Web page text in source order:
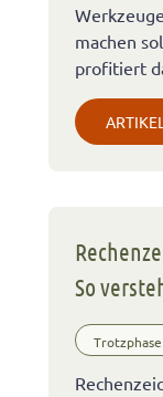
machen
profitiert
So
Trotzphase